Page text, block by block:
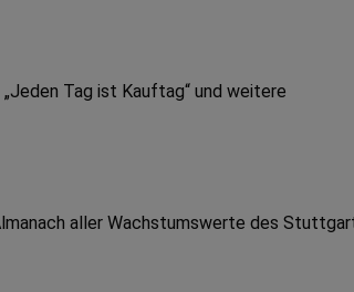
Tag ist Kauftag“ und weitere
aller Wachstumswerte des